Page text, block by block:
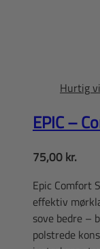
Hurtig
EPIC –
75,00kr.
Epic Comfort
effektiv
sove bedre –
polstrede